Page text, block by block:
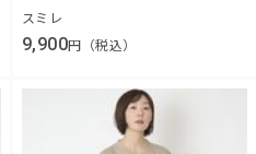
スミレ
9,900円（税込）